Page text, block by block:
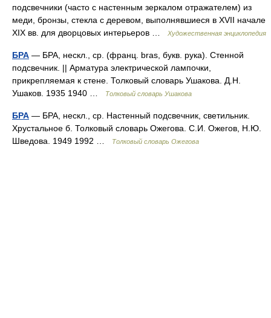
подсвечники (часто с настенным зеркалом отражателем) из
меди, бронзы, стекла с деревом, выполнявшиеся в XVII начале
XIX вв. для дворцовых интерьеров …
Художественная энциклопедия
БРА — БРА, нескл., ср. (франц. bras, букв. рука). Стенной
подсвечник. || Арматура электрической лампочки,
прикрепляемая к стене. Толковый словарь Ушакова. Д.Н.
Ушаков. 1935 1940 …
Толковый словарь Ушакова
БРА — БРА, нескл., ср. Настенный подсвечник, светильник.
Хрустальное б. Толковый словарь Ожегова. С.И. Ожегов, Н.Ю.
Шведова. 1949 1992 …
Толковый словарь Ожегова